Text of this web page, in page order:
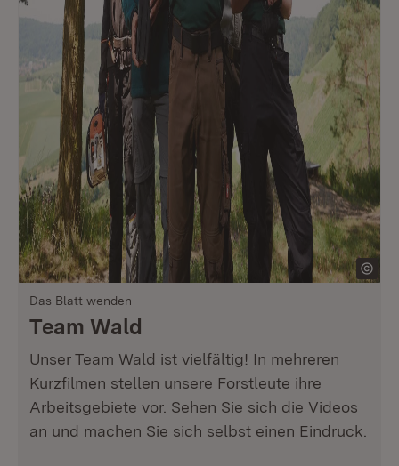
Das Blatt wenden
Team Wald
Unser Team Wald ist vielfältig! In mehreren
Kurzfilmen stellen unsere Forstleute ihre
Arbeitsgebiete vor. Sehen Sie sich die Videos
an und machen Sie sich selbst einen Eindruck.